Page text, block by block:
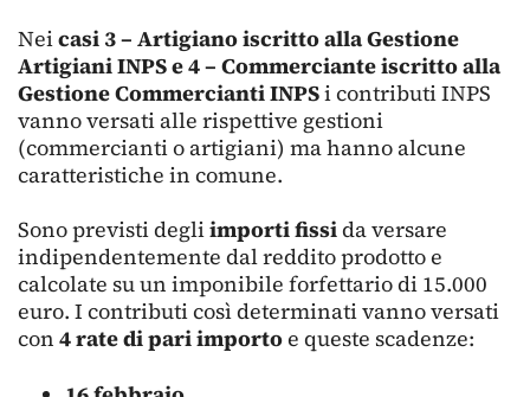
Neicasi 3 – Artigiano iscritto alla Gestione
Artigiani INPS e 4 – Commerciante iscritto alla
Gestione Commercianti INPSi contributi INPS
vanno versati alle rispettive gestioni
(commercianti o artigiani) ma hanno alcune
caratteristiche in comune.
Sono previsti degliimporti fissida versare
indipendentemente dal reddito prodotto e
calcolate su un imponibile forfettario di 15.000
euro. I contributi così determinati vanno versati
con 4 rate di pari importoe queste scadenze: